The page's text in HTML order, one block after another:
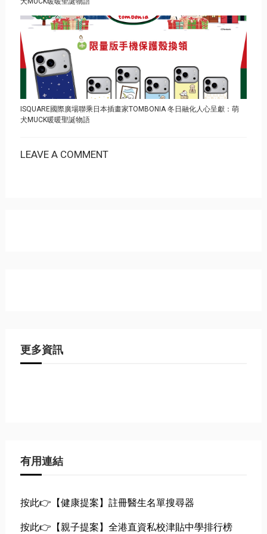
ISQUARE國際廣場聯乘日本插畫家TOMBONIA 冬日融化人心呈獻：萌
犬MUCK暖暖聖誕物語
LEAVE A COMMENT
更多資訊
有用連結
按此👉【健康提案】註冊醫生名單搜尋器
按此👉【親子提案】全港直資私校津貼中學排行榜